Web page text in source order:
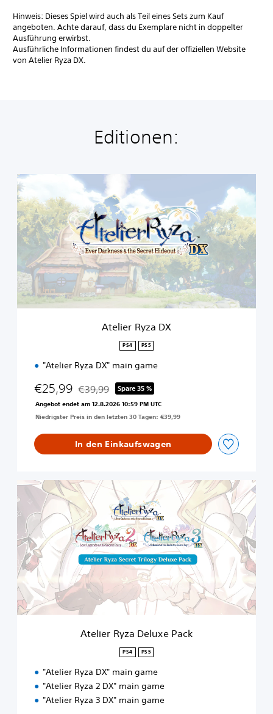
Hinweis: Dieses Spiel wird auch als Teil eines Sets zum Kauf
angeboten. Achte darauf, dass du Exemplare nicht in doppelter
Ausführung erwirbst.
Ausführliche Informationen findest du auf der offiziellen Website
von Atelier Ryza DX.
Editionen:
A
t
e
l
i
y
z
D
Atelier Ryza DX
PS4 PS5
"Atelier Ryza DX" main game
€25,99 Preisnachlass gegenüber dem Originalpreis von
€39,99 Spare 35 %
Angebot endet am 12.8.2026 10:59 PM UTC
Niedrigster Preis in den letzten 30 Tagen: €39,99
In den Einkaufswagen
A
t
e
i
e
R
y
z
a
D
Atelier Ryza Deluxe Pack
PS4 PS5
"Atelier Ryza DX" main game
"Atelier Ryza 2 DX" main game
"Atelier Ryza 3 DX" main game